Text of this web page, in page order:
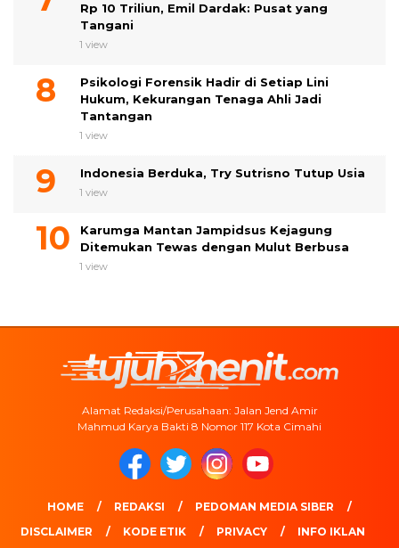
Rp 10 Triliun, Emil Dardak: Pusat yang
Tangani
1 view
Psikologi Forensik Hadir di Setiap Lini
Hukum, Kekurangan Tenaga Ahli Jadi
Tantangan
1 view
Indonesia Berduka, Try Sutrisno Tutup Usia
1 view
Karumga Mantan Jampidsus Kejagung
Ditemukan Tewas dengan Mulut Berbusa
1 view
Alamat Redaksi/Perusahaan: Jalan Jend Amir
Mahmud Karya Bakti 8 Nomor 117 Kota Cimahi
HOME REDAKSI
PEDOMAN MEDIA SIBER
DISCLAIMER
KODE ETIK PRIVACY INFO IKLAN